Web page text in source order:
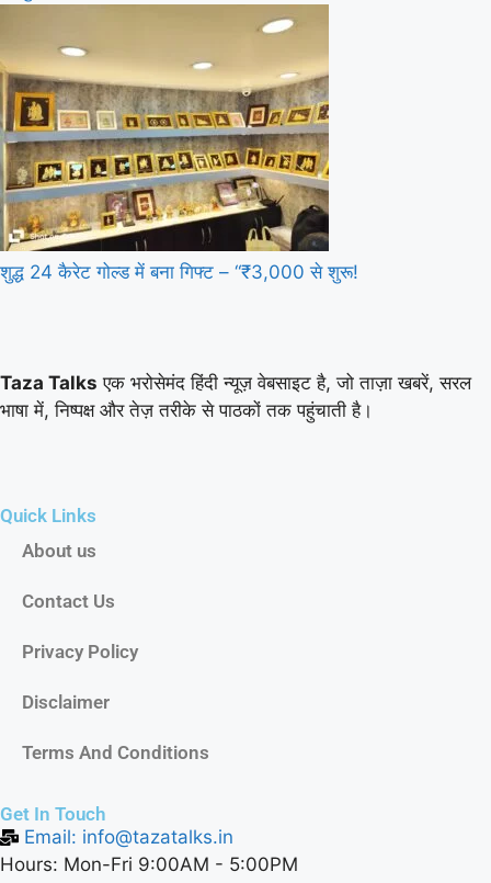
शुद्ध 24 कैरेट गोल्ड में बना गिफ्ट – “₹3,000 से शुरू!
Taza Talks एक भरोसेमंद हिंदी न्यूज़ वेबसाइट है, जो ताज़ा खबरें, सरल
भाषा में, निष्पक्ष और तेज़ तरीके से पाठकों तक पहुंचाती है।
Quick Links
About us
Contact Us
Privacy Policy
Disclaimer
Terms And Conditions
Get In Touch
Email: info@tazatalks.in
Hours: Mon-Fri 9:00AM - 5:00PM